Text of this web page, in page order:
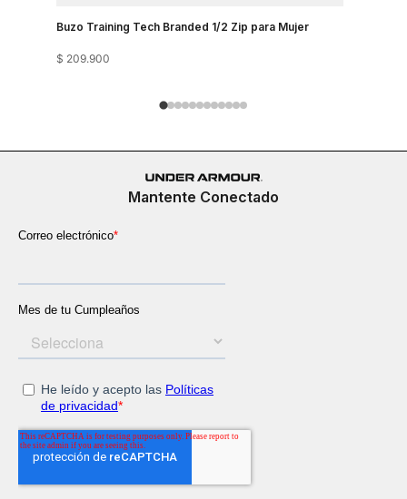
Buzo Training Tech Branded 1/2 Zip para Mujer
$ 209.900
Mantente Conectado